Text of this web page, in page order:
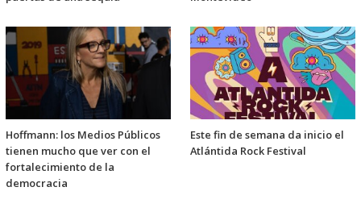
Hoffmann: los Medios Públicos
tienen mucho que ver con el
fortalecimiento de la
democracia
Este fin de semana da inicio el
Atlántida Rock Festival